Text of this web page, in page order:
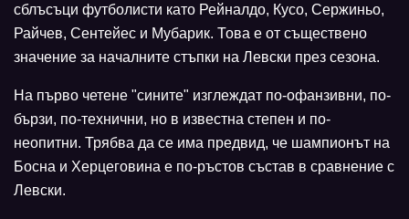
сблъсъци футболисти като Рейналдо, Кусо, Сержиньо,
Райчев, Сентейес и Мубарик. Това е от съществено
значение за началните стъпки на Левски през сезона.
На първо четене "сините" изглеждат по-офанзивни, по-
бързи, по-технични, но в известна степен и по-
неопитни. Трябва да се има предвид, че шампионът на
Босна и Херцеговина е по-ръстов състав в сравнение с
Левски.